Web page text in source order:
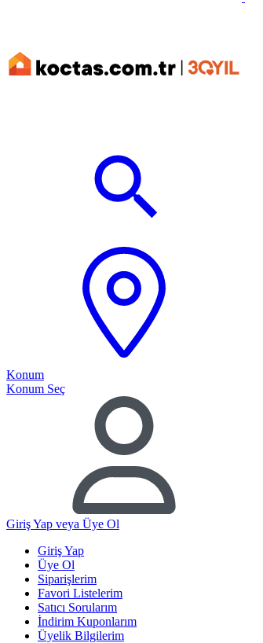
Konum
Konum Seç
Giriş Yap veya Üye Ol
Giriş Yap
Üye Ol
Siparişlerim
Favori Listelerim
Satıcı Sorularım
İndirim Kuponlarım
Üyelik Bilgilerim